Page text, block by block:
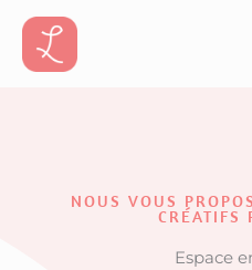
Aller
contenu
NOUS VOUS
CRÉATIFS
Espace